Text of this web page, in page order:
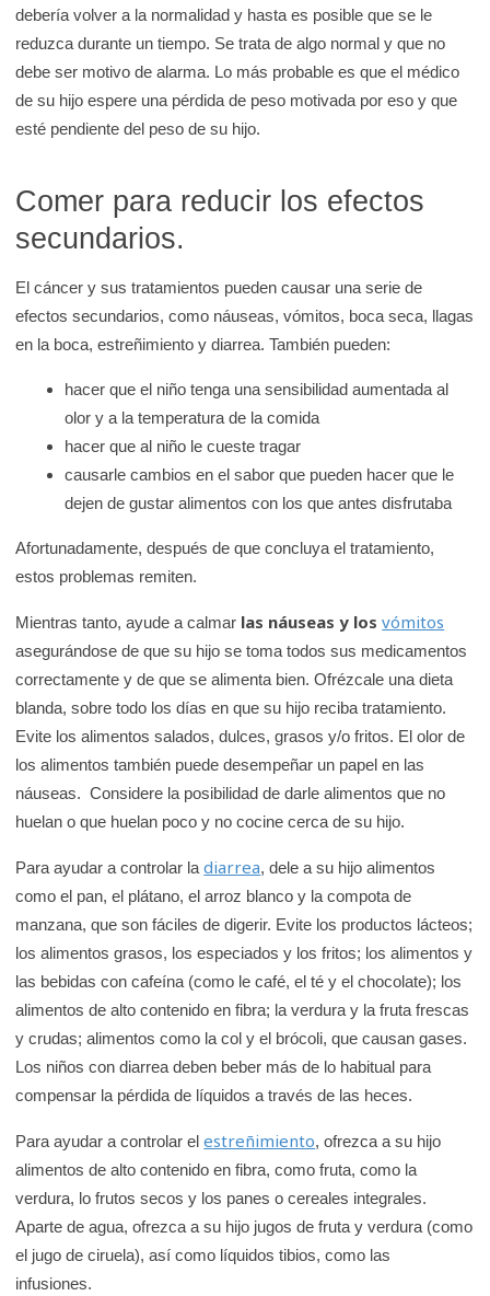
debería volver a la normalidad y hasta es posible que se le
reduzca durante un tiempo. Se trata de algo normal y que no
debe ser motivo de alarma. Lo más probable es que el médico
de su hijo espere una pérdida de peso motivada por eso y que
esté pendiente del peso de su hijo.
Comer para reducir los efectos
secundarios.
El cáncer y sus tratamientos pueden causar una serie de
efectos secundarios, como náuseas, vómitos, boca seca, llagas
en la boca, estreñimiento y diarrea. También pueden:
hacer que el niño tenga una sensibilidad aumentada al
olor y a la temperatura de la comida
hacer que al niño le cueste tragar
causarle cambios en el sabor que pueden hacer que le
dejen de gustar alimentos con los que antes disfrutaba
Afortunadamente, después de que concluya el tratamiento,
estos problemas remiten.
Mientras tanto, ayude a calmar las náuseas y losvómitos
asegurándose de que su hijo se toma todos sus medicamentos
correctamente y de que se alimenta bien. Ofrézcale una dieta
blanda, sobre todo los días en que su hijo reciba tratamiento.
Evite los alimentos salados, dulces, grasos y/o fritos. El olor de
los alimentos también puede desempeñar un papel en las
náuseas. Considere la posibilidad de darle alimentos que no
huelan o que huelan poco y no cocine cerca de su hijo.
Para ayudar a controlar ladiarrea, dele a su hijo alimentos
como el pan, el plátano, el arroz blanco y la compota de
manzana, que son fáciles de digerir. Evite los productos lácteos;
los alimentos grasos, los especiados y los fritos; los alimentos y
las bebidas con cafeína (como le café, el té y el chocolate); los
alimentos de alto contenido en fibra; la verdura y la fruta frescas
y crudas; alimentos como la col y el brócoli, que causan gases.
Los niños con diarrea deben beber más de lo habitual para
compensar la pérdida de líquidos a través de las heces.
Para ayudar a controlar elestreñimiento, ofrezca a su hijo
alimentos de alto contenido en fibra, como fruta, como la
verdura, lo frutos secos y los panes o cereales integrales.
Aparte de agua, ofrezca a su hijo jugos de fruta y verdura (como
el jugo de ciruela), así como líquidos tibios, como las
infusiones.